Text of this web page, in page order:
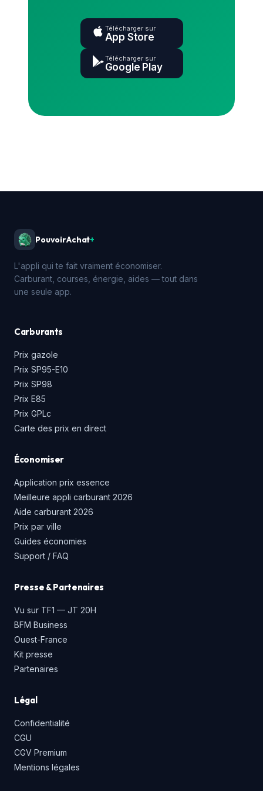
Télécharger sur
App Store
Télécharger sur
Google Play
PouvoirAchat+
L'appli qui te fait vraiment économiser.
Carburant, courses, énergie, aides — tout dans
une seule app.
Carburants
Prix gazole
Prix SP95-E10
Prix SP98
Prix E85
Prix GPLc
Carte des prix en direct
Économiser
Application prix essence
Meilleure appli carburant 2026
Aide carburant 2026
Prix par ville
Guides économies
Support / FAQ
Presse & Partenaires
Vu sur TF1 — JT 20H
BFM Business
Ouest-France
Kit presse
Partenaires
Légal
Confidentialité
CGU
CGV Premium
Mentions légales